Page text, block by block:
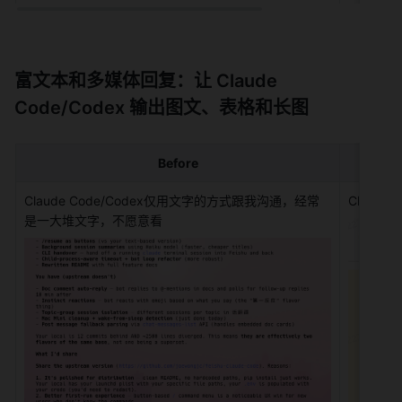
富文本和多媒体回复：让 Claude
Code/Codex 输出图文、表格和长图
Before
Claude Code/Codex仅用文字的方式跟我沟通，经常
是一大堆文字，不愿意看
Claude